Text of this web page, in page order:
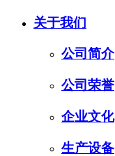
关于我们
公司简介
公司荣誉
企业文化
生产设备